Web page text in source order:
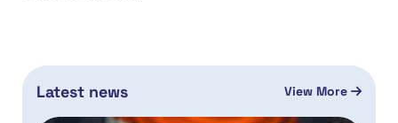
Latest news View More